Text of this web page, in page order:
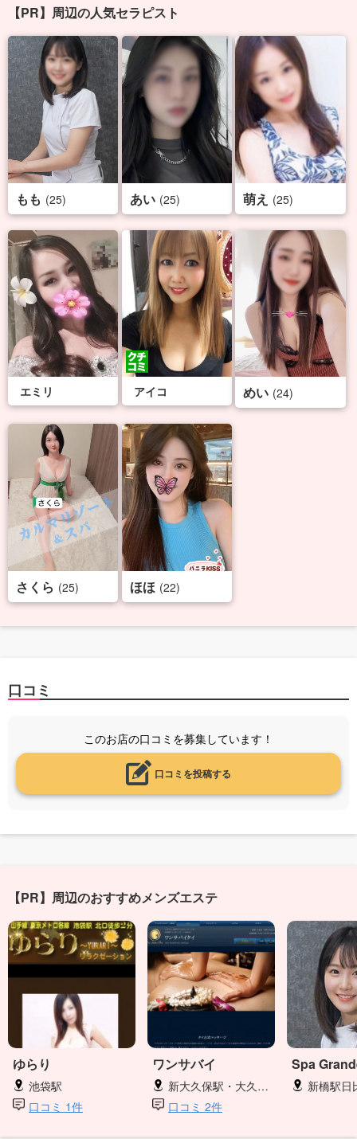
【PR】周辺の人気セラピスト
もも (25) あい (25) 萌え (25)
エミリ アイコ めい (24)
さくら (25) ほほ (22)
口コミ
このお店の口コミを募集しています！
口コミを投稿する
【PR】周辺のおすすめメンズエステ
ゆらり
池袋駅
口コミ 1件
ワンサバイ
新大久保駅・大久保駅
口コミ 2件
Spa
新橋駅日